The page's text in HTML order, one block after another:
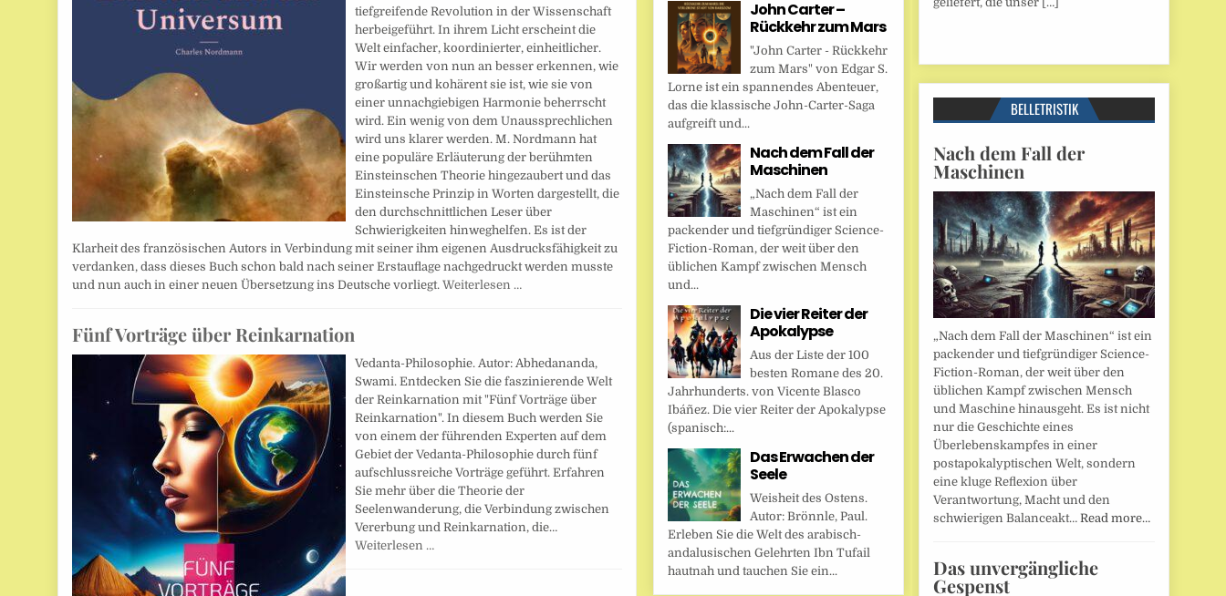
tiefgreifende Revolution in der Wissenschaft
herbeigeführt. In ihrem Licht erscheint die
Welt einfacher, koordinierter, einheitlicher.
Wir werden von nun an besser erkennen, wie
großartig und kohärent sie ist, wie sie von
einer unnachgiebigen Harmonie beherrscht
wird. Ein wenig von dem Unaussprechlichen
wird uns klarer werden. M. Nordmann hat
eine populäre Erläuterung der berühmten
Einsteinschen Theorie hingezaubert und das
Einsteinsche Prinzip in Worten dargestellt, die
den durchschnittlichen Leser über
Schwierigkeiten hinweghelfen. Es ist der
Klarheit des französischen Autors in Verbindung mit seiner ihm eigenen Ausdrucksfähigkeit zu
verdanken, dass dieses Buch schon bald nach seiner Erstauflage nachgedruckt werden musste
und nun auch in einer neuen Übersetzung ins Deutsche vorliegt.Weiterlesen …
Fünf Vorträge über Reinkarnation
Vedanta-Philosophie. Autor: Abhedananda,
Swami. Entdecken Sie die faszinierende Welt
der Reinkarnation mit "Fünf Vorträge über
Reinkarnation". In diesem Buch werden Sie
von einem der führenden Experten auf dem
Gebiet der Vedanta-Philosophie durch fünf
aufschlussreiche Vorträge geführt. Erfahren
Sie mehr über die Theorie der
Seelenwanderung, die Verbindung zwischen
Vererbung und Reinkarnation, die…
Weiterlesen …
John Carter –
Rückkehr zum Mars
"John Carter - Rückkehr
zum Mars" von Edgar S.
Lorne ist ein spannendes Abenteuer,
das die klassische John-Carter-Saga
aufgreift und...
Nach dem Fall der
Maschinen
„Nach dem Fall der
Maschinen“ ist ein
packender und tiefgründiger Science-
Fiction-Roman, der weit über den
üblichen Kampf zwischen Mensch
und...
Die vier Reiter der
Apokalypse
Aus der Liste der 100
besten Romane des 20.
Jahrhunderts. von Vicente Blasco
Ibáñez. Die vier Reiter der Apokalypse
(spanisch:...
Das Erwachen der
Seele
Weisheit des Ostens.
Autor: Brönnle, Paul.
Erleben Sie die Welt des arabisch-
andalusischen Gelehrten Ibn Tufail
hautnah und tauchen Sie ein...
BELLETRISTIK
Nach dem Fall der
Maschinen
„Nach dem Fall der Maschinen“ ist ein
packender und tiefgründiger Science-
Fiction-Roman, der weit über den
üblichen Kampf zwischen Mensch
und Maschine hinausgeht. Es ist nicht
nur die Geschichte eines
Überlebenskampfes in einer
postapokalyptischen Welt, sondern
eine kluge Reflexion über
Verantwortung, Macht und den
schwierigen Balanceakt… Read more…
Das unvergängliche
Gespenst